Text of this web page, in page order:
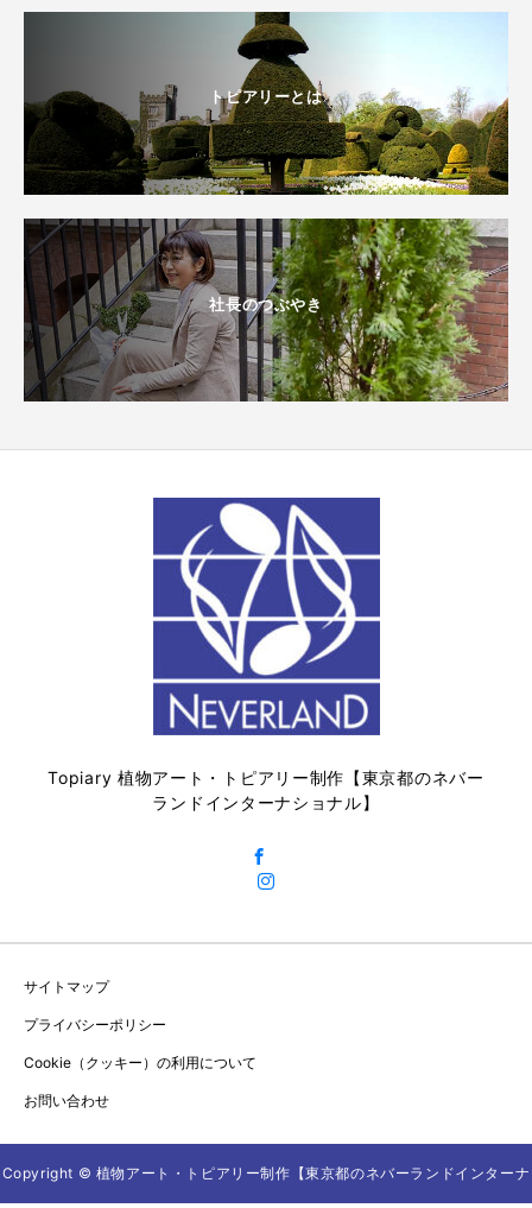
トピアリーとは
社長のつぶやき
Topiary 植物アート・トピアリー制作【東京都のネバー
ランドインターナショナル】
サイトマップ
プライバシーポリシー
Cookie（クッキー）の利用について
お問い合わせ
Copyright © 植物アート・トピアリー制作【東京都のネバーランドインターナ
TEL ダウンロード資料